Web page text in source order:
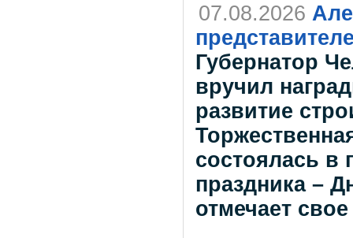
07.08.2026
Губернатор
вручил
развитие
состоялась в
праздника –
отмечает